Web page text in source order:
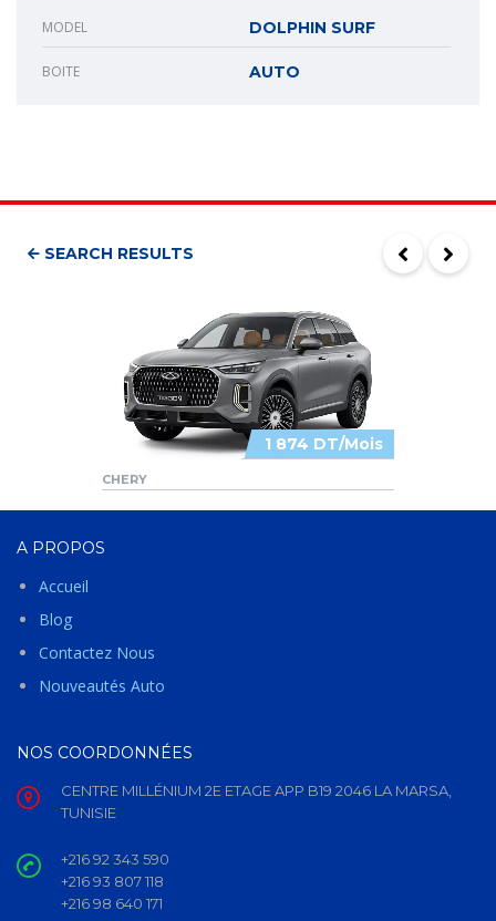
MODEL DOLPHIN SURF
BOITE AUTO
SEARCH RESULTS
1 874 DT/Mois
CHERY
A PROPOS
Accueil
Blog
Contactez Nous
Nouveautés Auto
NOS COORDONNÉES
CENTRE MILLÉNIUM 2E ETAGE APP B19 2046 LA MARSA,
TUNISIE
+216 92 343 590
+216 93 807 118
+216 98 640 171